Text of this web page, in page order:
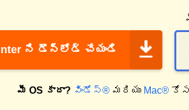
ని డౌన్‌లోడ్ చేయండి
మీ OS కాదా? విండోస్®మరియు Mac®